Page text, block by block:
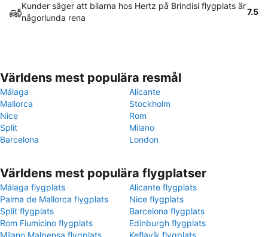
Kunder säger att bilarna hos Hertz på Brindisi flygplats är
någorlunda rena
7.5
Världens mest populära resmål
Málaga
Alicante
Mallorca
Stockholm
Nice
Rom
Split
Milano
Barcelona
London
Världens mest populära flygplatser
Málaga flygplats
Alicante flygplats
Palma de Mallorca flygplats
Nice flygplats
Split flygplats
Barcelona flygplats
Rom Fiumicino flygplats
Edinburgh flygplats
Milano Malpensa flygplats
Keflavík flygplats